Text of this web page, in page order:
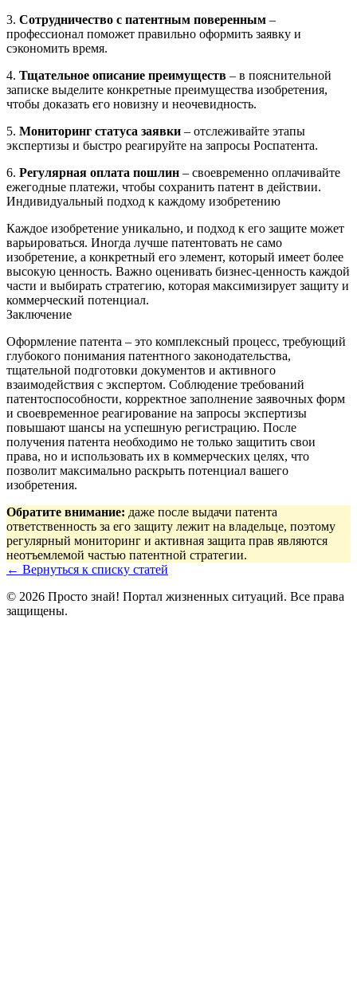
3. Сотрудничество с патентным поверенным –
профессионал поможет правильно оформить заявку и
сэкономить время.
4. Тщательное описание преимуществ – в пояснительной
записке выделите конкретные преимущества изобретения,
чтобы доказать его новизну и неочевидность.
5. Мониторинг статуса заявки – отслеживайте этапы
экспертизы и быстро реагируйте на запросы Роспатента.
6. Регулярная оплата пошлин – своевременно оплачивайте
ежегодные платежи, чтобы сохранить патент в действии.
Индивидуальный подход к каждому изобретению
Каждое изобретение уникально, и подход к его защите может
варьироваться. Иногда лучше патентовать не само
изобретение, а конкретный его элемент, который имеет более
высокую ценность. Важно оценивать бизнес-ценность каждой
части и выбирать стратегию, которая максимизирует защиту и
коммерческий потенциал.
Заключение
Оформление патента – это комплексный процесс, требующий
глубокого понимания патентного законодательства,
тщательной подготовки документов и активного
взаимодействия с экспертом. Соблюдение требований
патентоспособности, корректное заполнение заявочных форм
и своевременное реагирование на запросы экспертизы
повышают шансы на успешную регистрацию. После
получения патента необходимо не только защитить свои
права, но и использовать их в коммерческих целях, что
позволит максимально раскрыть потенциал вашего
изобретения.
Обратите внимание: даже после выдачи патента
ответственность за его защиту лежит на владельце, поэтому
регулярный мониторинг и активная защита прав являются
неотъемлемой частью патентной стратегии.
← Вернуться к списку статей
© 2026 Просто знай! Портал жизненных ситуаций. Все права
защищены.